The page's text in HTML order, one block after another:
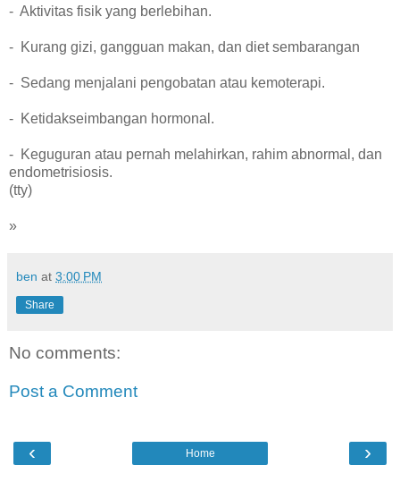
- Aktivitas fisik yang berlebihan.
- Kurang gizi, gangguan makan, dan diet sembarangan
- Sedang menjalani pengobatan atau kemoterapi.
- Ketidakseimbangan hormonal.
- Keguguran atau pernah melahirkan, rahim abnormal, dan
endometrisiosis.
(tty)
»
ben at 3:00 PM
Share
No comments:
Post a Comment
‹ ›
Home